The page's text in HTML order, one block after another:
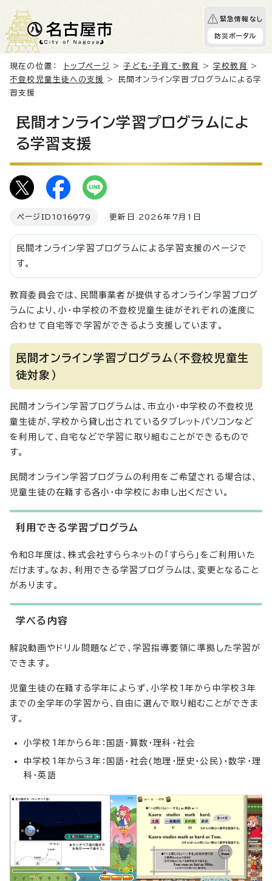
緊急情報なし
防災ポータル
現在の位置： トップページ >子ども・子育て・教育 >学校教育
>
不登校児童生徒への支援
> 民間オンライン学習プログラムによる学
習支援
民間オンライン学習プログラムによ
る学習支援
ページID 1016979 更新日 2026年7月1日
民間オンライン学習プログラムによる学習支援のページで
す。
教育委員会では、民間事業者が提供するオンライン学習プログ
ラムにより、小・中学校の不登校児童生徒がそれぞれの進度に
合わせて自宅等で学習ができるよう支援しています。
民間オンライン学習プログラム（不登校児童生
徒対象）
民間オンライン学習プログラムは、市立小・中学校の不登校児
童生徒が、学校から貸し出されているタブレットパソコンなど
を利用して、自宅などで学習に取り組むことができるもので
す。
民間オンライン学習プログラムの利用をご希望される場合は、
児童生徒の在籍する各小・中学校にお申し出ください。
利用できる学習プログラム
令和8年度は、株式会社すららネットの「すらら」をご利用いた
だけます。なお、利用できる学習プログラムは、変更となること
があります。
学べる内容
解説動画やドリル問題などで、学習指導要領に準拠した学習が
できます。
児童生徒の在籍する学年によらず、小学校1年から中学校3年
までの全学年の学習から、自由に選んで取り組むことができま
す。
小学校1年から6年：国語・算数・理科・社会
中学校1年から3年：国語・社会(地理・歴史・公民)・数学・理
科・英語